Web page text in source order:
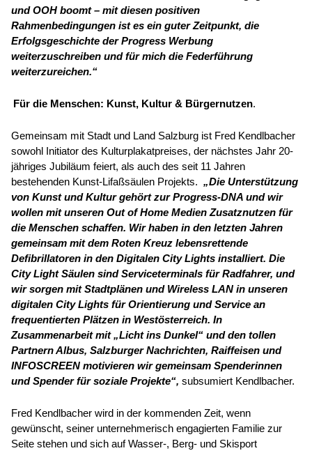
und OOH boomt – mit diesen positiven
Rahmenbedingungen ist es ein guter Zeitpunkt, die
Erfolgsgeschichte der Progress Werbung
weiterzuschreiben und für mich die Federführung
weiterzureichen.“
Für die Menschen: Kunst, Kultur & Bürgernutzen.
Gemeinsam mit Stadt und Land Salzburg ist Fred Kendlbacher
sowohl Initiator des Kulturplakatpreises, der nächstes Jahr 20-
jähriges Jubiläum feiert, als auch des seit 11 Jahren
bestehenden Kunst-Lifaßsäulen Projekts. „Die Unterstützung
von Kunst und Kultur gehört zur Progress-DNA und wir
wollen mit unseren Out of Home Medien Zusatznutzen für
die Menschen schaffen. Wir haben in den letzten Jahren
gemeinsam mit dem Roten Kreuz lebensrettende
Defibrillatoren in den Digitalen City Lights installiert. Die
City Light Säulen sind Serviceterminals für Radfahrer, und
wir sorgen mit Stadtplänen und Wireless LAN in unseren
digitalen City Lights für Orientierung und Service an
frequentierten Plätzen in Westösterreich. In
Zusammenarbeit mit „Licht ins Dunkel“ und den tollen
Partnern Albus, Salzburger Nachrichten, Raiffeisen und
INFOSCREEN motivieren wir gemeinsam Spenderinnen
und Spender für soziale Projekte“, subsumiert Kendlbacher.
Fred Kendlbacher wird in der kommenden Zeit, wenn
gewünscht, seiner unternehmerisch engagierten Familie zur
Seite stehen und sich auf Wasser-, Berg- und Skisport